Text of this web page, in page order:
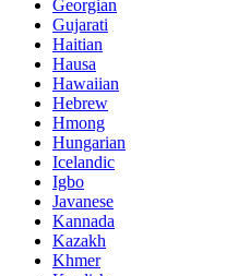
Georgian
Gujarati
Haitian
Hausa
Hawaiian
Hebrew
Hmong
Hungarian
Icelandic
Igbo
Javanese
Kannada
Kazakh
Khmer